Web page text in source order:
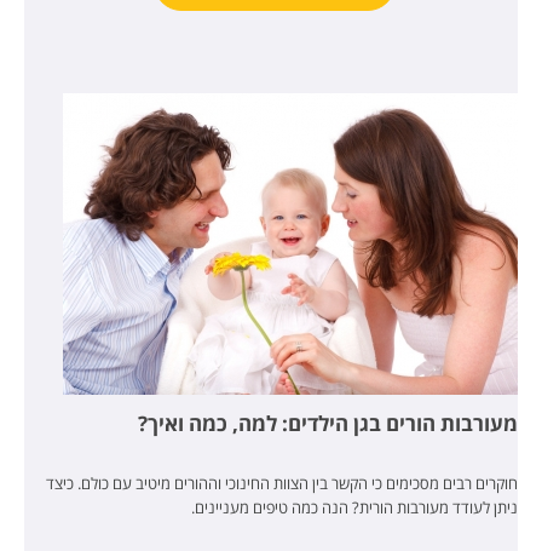
מעורבות הורים בגן הילדים: למה, כמה ואיך?
חוקרים רבים מסכימים כי הקשר בין הצוות החינוכי וההורים מיטיב עם כולם. כיצד
ניתן לעודד מעורבות הורית? הנה כמה טיפים מעניינים.